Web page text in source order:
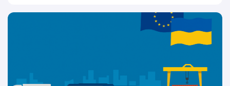
устойчивости украинской экономики, доказав, что
Украина способна самостоятельно обеспечивать
безопасность судоходства и поддерживать экспорт
даже в условиях полномасштабной войны